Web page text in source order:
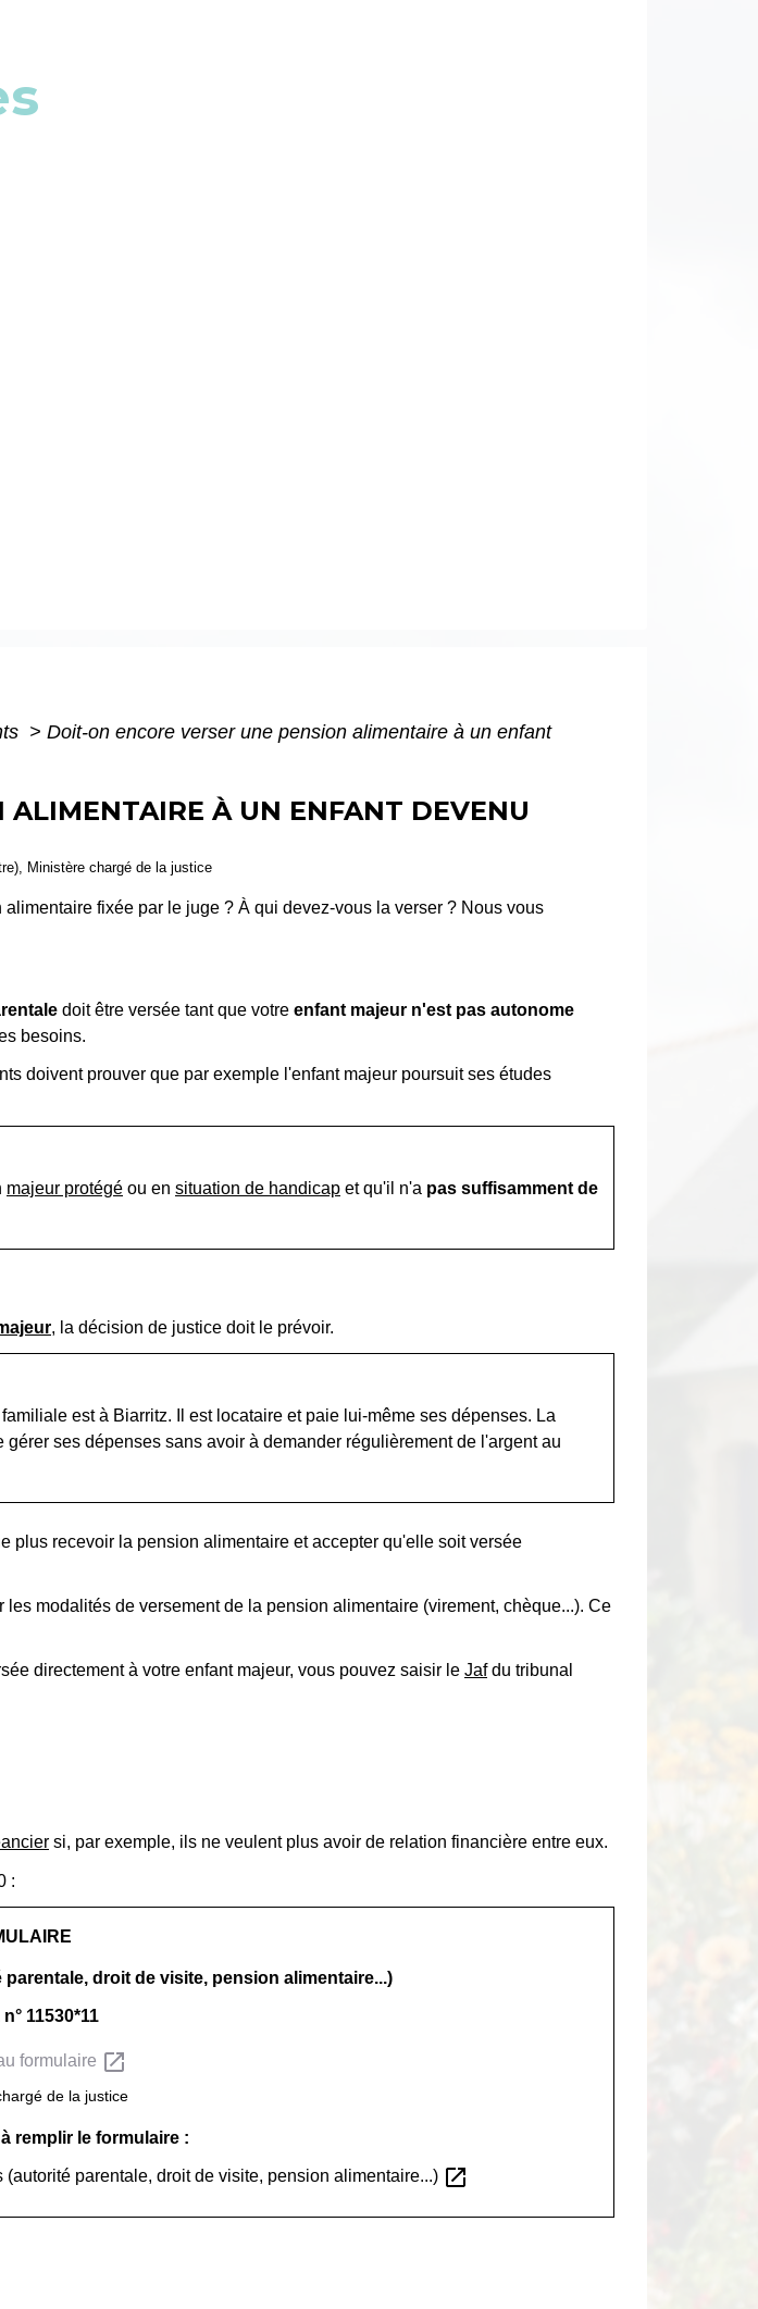
> Doit-on encore verser une pension alimentaire à un enfant
ALIMENTAIRE À UN ENFANT DEVENU
Ministère chargé de la justice
fixée par le juge ? À qui devez-vous la verser ? Nous vous
doit être versée tant que votre enfant majeur n'est pas autonome
besoins.
doivent prouver que par exemple l'enfant majeur poursuit ses études
majeur protégé ou en situation de handicap et qu'il n'a pas suffisamment de
, la décision de justice doit le prévoir.
est à Biarritz. Il est locataire et paie lui-même ses dépenses. La
ses dépenses sans avoir à demander régulièrement de l'argent au
plus recevoir la pension alimentaire et accepter qu'elle soit versée
les modalités de versement de la pension alimentaire (virement, chèque...). Ce
directement à votre enfant majeur, vous pouvez saisir le Jafdu tribunal
si, par exemple, ils ne veulent plus avoir de relation financière entre eux.
:
droit de visite, pension alimentaire...)
11530*11
formulaire open_in_new
de la justice
remplir le formulaire :
parentale, droit de visite, pension alimentaire...) open_in_new